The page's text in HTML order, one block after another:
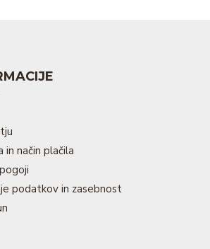
in način plačila
podatkov in zasebnost